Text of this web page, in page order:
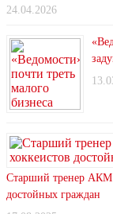
24.04.2026
Старший тренер АКМ:
достойных граждан